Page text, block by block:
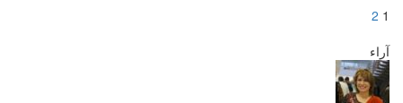
Posts
pagination
1
2
>
آراء